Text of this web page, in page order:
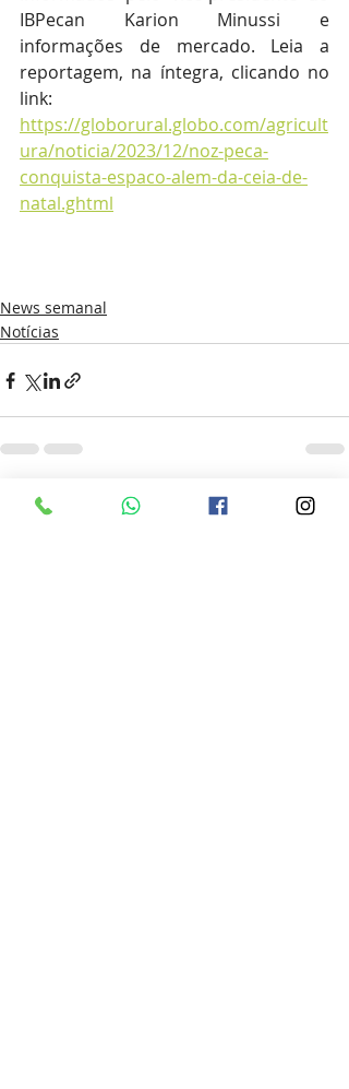
IBPecan Karion Minussi e
informações de mercado. Leia a
reportagem, na íntegra, clicando no
https://globorural.globo.com/agricult
ura/noticia/2023/12/noz-peca-
conquista-espaco-alem-da-ceia-de-
natal.ghtml
News semanal
Notícias
Posts recentes Ver tudo